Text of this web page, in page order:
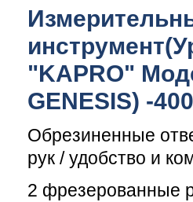
"KAPRO"
GENESIS) -
Обрезиненные
рук / удобство и
2 фрезерованные